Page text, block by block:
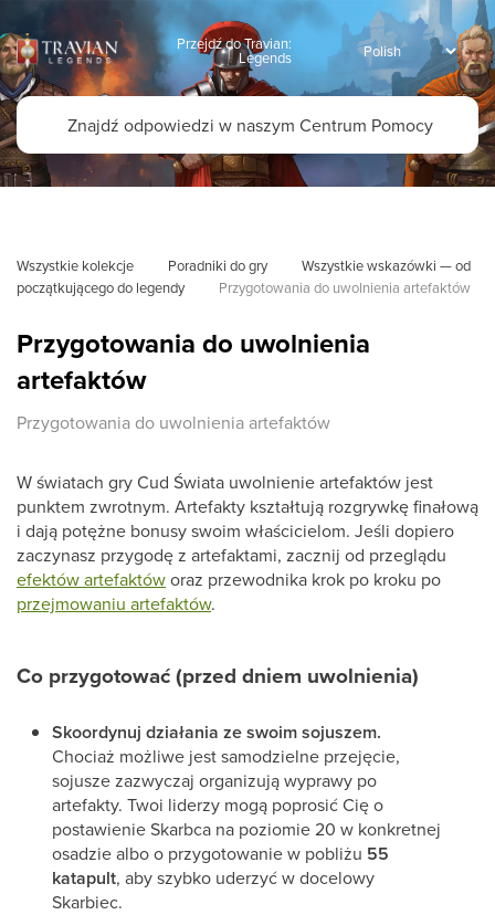
Przejdź do Travian:
Legends
Wszystkie kolekcje Poradniki do gry
Wszystkie wskazówki — od
początkującego do legendy
Przygotowania do uwolnienia artefaktów
Przygotowania do uwolnienia
artefaktów
Przygotowania do uwolnienia artefaktów
W światach gry Cud Świata uwolnienie artefaktów jest
punktem zwrotnym. Artefakty kształtują rozgrywkę finałową
i dają potężne bonusy swoim właścicielom. Jeśli dopiero
zaczynasz przygodę z artefaktami, zacznij od przeglądu
efektów artefaktóworaz przewodnika krok po kroku po
przejmowaniu artefaktów.
Co przygotować (przed dniem uwolnienia)
Skoordynuj działania ze swoim sojuszem.
Chociaż możliwe jest samodzielne przejęcie,
sojusze zazwyczaj organizują wyprawy po
artefakty. Twoi liderzy mogą poprosić Cię o
postawienie Skarbca na poziomie 20 w konkretnej
osadzie albo o przygotowanie w pobliżu 55
katapult, aby szybko uderzyć w docelowy
Skarbiec.